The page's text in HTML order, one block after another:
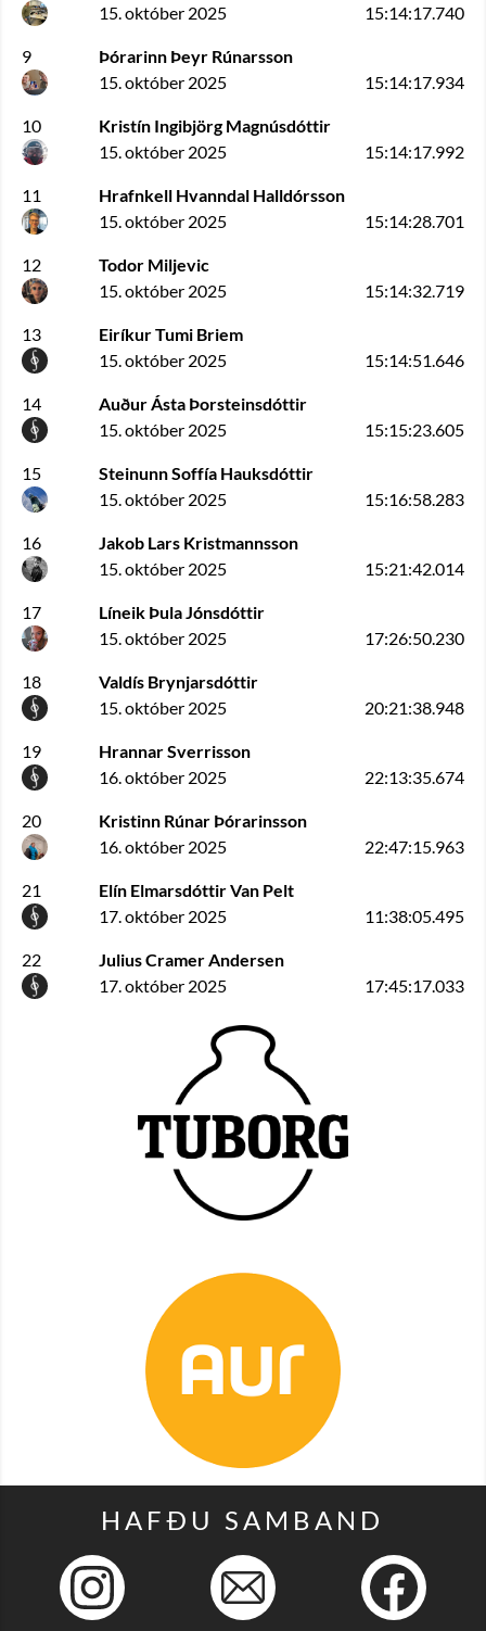
15. október 2025
15:14:17.740
9
Þórarinn Þeyr Rúnarsson
15. október 2025
15:14:17.934
10
Kristín Ingibjörg Magnúsdóttir
15. október 2025
15:14:17.992
11
Hrafnkell Hvanndal Halldórsson
15. október 2025
15:14:28.701
12
Todor Miljevic
15. október 2025
15:14:32.719
13
Eiríkur Tumi Briem
15. október 2025
15:14:51.646
14
Auður Ásta Þorsteinsdóttir
15. október 2025
15:15:23.605
15
Steinunn Soffía Hauksdóttir
15. október 2025
15:16:58.283
16
Jakob Lars Kristmannsson
15. október 2025
15:21:42.014
17
Líneik Þula Jónsdóttir
15. október 2025
17:26:50.230
18
Valdís Brynjarsdóttir
15. október 2025
20:21:38.948
19
Hrannar Sverrisson
16. október 2025
22:13:35.674
20
Kristinn Rúnar Þórarinsson
16. október 2025
22:47:15.963
21
Elín Elmarsdóttir Van Pelt
17. október 2025
11:38:05.495
22
Julius Cramer Andersen
17. október 2025
17:45:17.033
HAFÐU SAMBAND